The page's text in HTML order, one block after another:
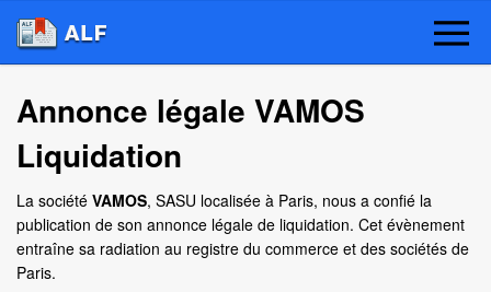
Annonce légale VAMOS
Liquidation
La société VAMOS, SASU localisée à Paris, nous a confié la
publication de son annonce légale de liquidation. Cet évènement
entraîne sa radiation au registre du commerce et des sociétés de
Paris.